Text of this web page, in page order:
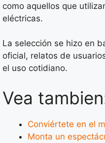
como aquellos que
eléctricas.
La selección se hizo en
oficial, relatos de
el uso cotidiano.
Vea
Conviértete en el
Monta un